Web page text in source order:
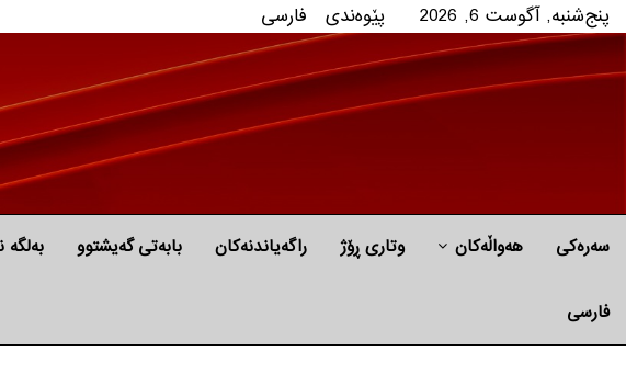
پنج‌شنبه, آگوست 6, 2026 پێوه‌ندی فارسی
سەرەکی هه‌واڵه‌کان وتاری ڕۆژ راگه‌یاندنه‌كان بابه‌تی گه‌یشتوو به‌لگه‌
فارسی